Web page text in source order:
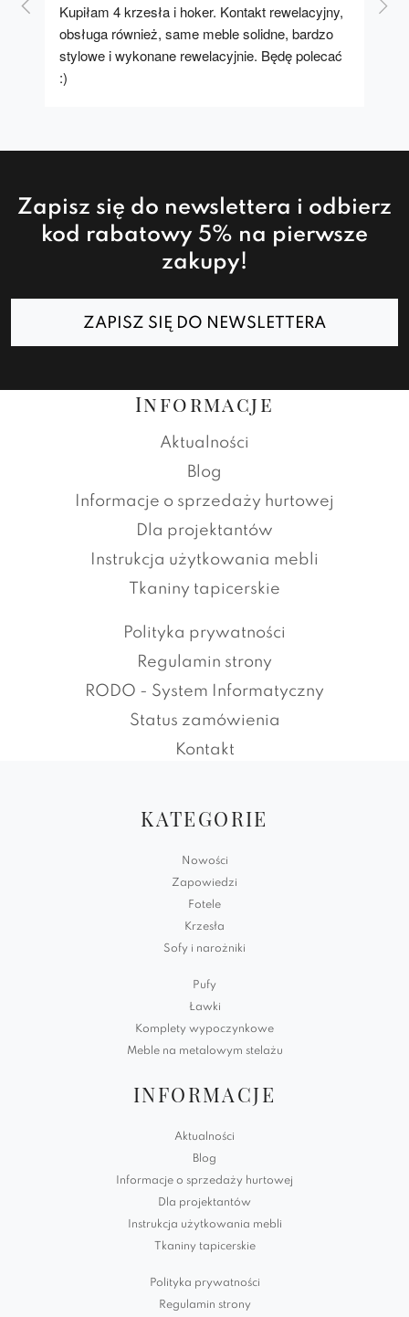
Kupiłam 4 krzesła i hoker. Kontakt rewelacyjny,
obsługa również, same meble solidne, bardzo
stylowe i wykonane rewelacyjnie. Będę polecać
:)
A
Zapisz się do newslettera i odbierz
kod rabatowy 5% na pierwsze
zakupy!
ZAPISZ SIĘ DO NEWSLETTERA
Informacje
Aktualności
Blog
Informacje o sprzedaży hurtowej
Dla projektantów
Instrukcja użytkowania mebli
Tkaniny tapicerskie
Polityka prywatności
Regulamin strony
RODO - System Informatyczny
Status zamówienia
Kontakt
KATEGORIE
Nowości
Zapowiedzi
Fotele
Krzesła
Sofy i narożniki
Pufy
Ławki
Komplety wypoczynkowe
Meble na metalowym stelażu
INFORMACJE
Aktualności
Blog
Informacje o sprzedaży hurtowej
Dla projektantów
Instrukcja użytkowania mebli
Tkaniny tapicerskie
Polityka prywatności
Regulamin strony